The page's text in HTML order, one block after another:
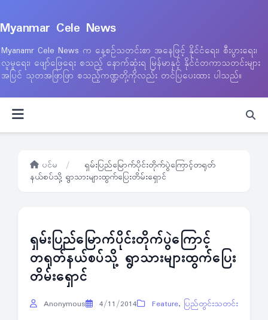
Myanmar Cele News
Myanamr Cele News က နေ့စဉ်သတင်းစာ အနေဖြင့် နိုင်ငံရေး၊ စီးပွားရေး၊
လူမှုရေး၊ ဖျော်ဖြေရေး စသည့် နောက်ဆုံးရ မြန်မာနှင့် နိုင်ငံတကာသတင်းများ
အပြင် သုတအဖြာဖြာ စသည့်ကဏ္ဍတို့ကိုလည်း တင်ပြပေးထား ပါသည်။
ပင်မ /
ရှမ်းပြည်မြောက်ပိုင်းတိုက်ပွဲကြောင့်တရုတ်
နယ်စပ်သို့ ရွာသားများထွက်ပြေးတိမ်းရှောင်
ရှမ်းပြည်မြောက်ပိုင်းတိုက်ပွဲကြောင့်
တရုတ်နယ်စပ်သို့ ရွာသားများထွက်ပြေး
တိမ်းရှောင်
Anonymous 4/11/2014 Feature, ပြည်တွင်းသတင်း